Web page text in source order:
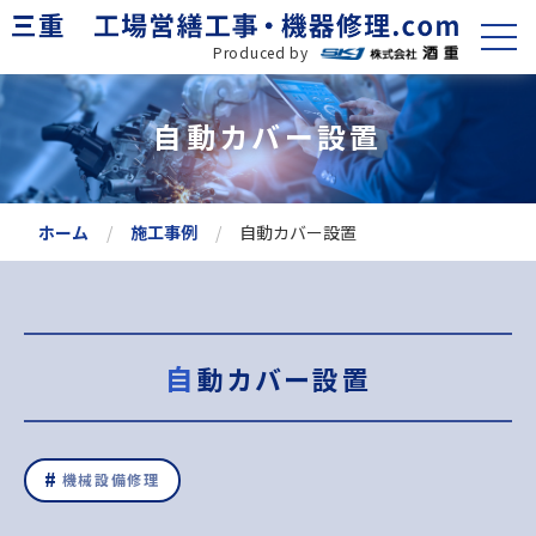
Produced by
自動カバー設置
ホーム 施工事例 自動カバー設置
自動カバー設置
機械設備修理